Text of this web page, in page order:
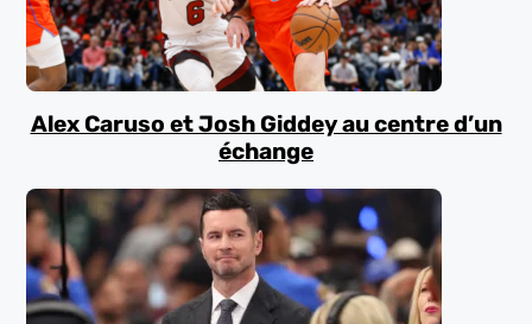
Alex Caruso et Josh Giddey au centre d’un
échange